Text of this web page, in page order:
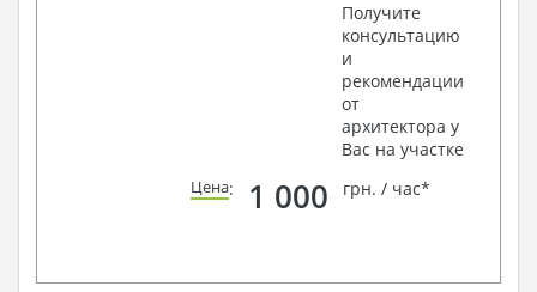
Получите
консультацию
и
рекомендации
от
архитектора у
Вас на участке
Цена: 1 000 грн. / час*